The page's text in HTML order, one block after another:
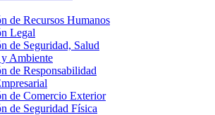
de Recursos Humanos
Legal
de Seguridad, Salud
Ambiente
de Responsabilidad
de Comercio Exterior
de Seguridad Física